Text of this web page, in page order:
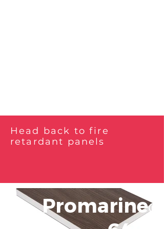
Head back to fire
retardant panels
Promarine®